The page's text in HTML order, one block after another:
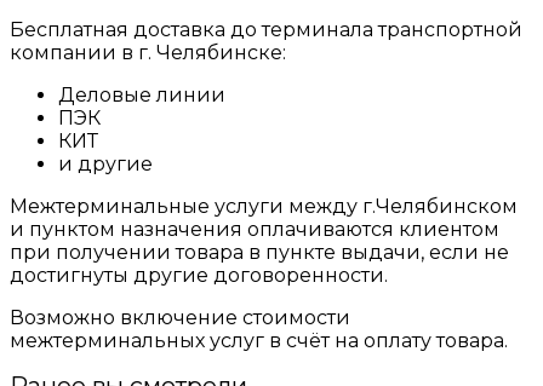
Бесплатная доставка до терминала транспортной
компании в г. Челябинске:
Деловые линии
ПЭК
КИТ
и другие
Межтерминальные услуги между г.Челябинском
и пунктом назначения оплачиваются клиентом
при получении товара в пункте выдачи, если не
достигнуты другие договоренности.
Возможно включение стоимости
межтерминальных услуг в счёт на оплату товара.